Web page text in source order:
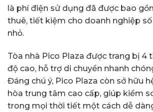
là phí điện sử dụng đã được bao
thuê, tiết kiệm cho doanh nghiệp
nhỏ.
Tòa nhà Pico Plaza được trang bị 4
độ cao, hỗ trợ di chuyển nhanh
Đáng chú ý, Pico Plaza còn sở hữu
hòa trung tâm cao cấp, giúp kiểm
trong mọi thời tiết một cách dễ